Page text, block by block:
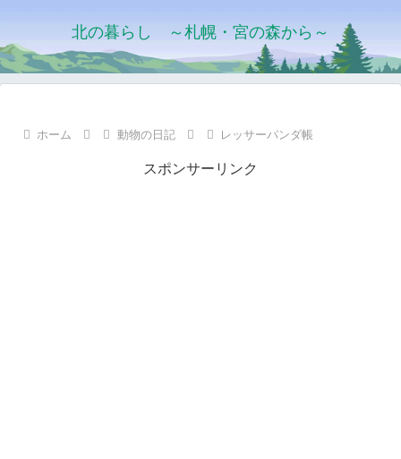
北の暮らし ～札幌・宮の森から～
ホーム 動物の日記 レッサーパンダ帳
スポンサーリンク